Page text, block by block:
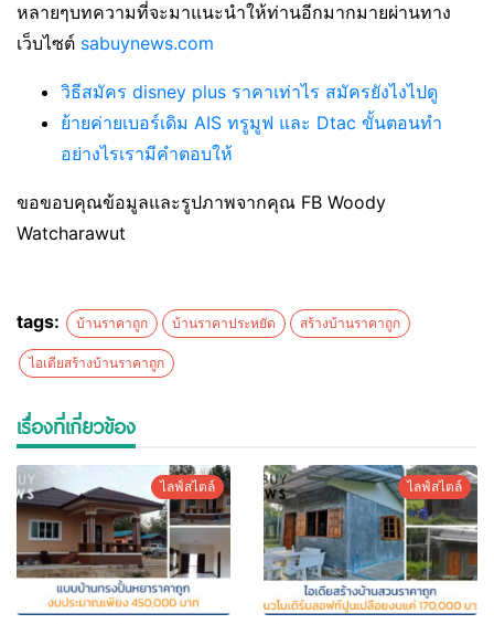
หลายๆบทความที่จะมาแนะนำให้ท่านอีกมากมายผ่านทาง
เว็บไซต์ sabuynews.com
วิธีสมัคร disney plus ราคาเท่าไร สมัครยังไงไปดู
ย้ายค่ายเบอร์เดิม AIS ทรูมูฟ และ Dtac ขั้นตอนทำ
อย่างไรเรามีคำตอบให้
ขอขอบคุณข้อมูลและรูปภาพจากคุณ FB Woody
Watcharawut
tags: บ้านราคาถูก บ้านราคาประหยัด สร้างบ้านราคาถูก
ไอเดียสร้างบ้านราคาถูก
เรื่องที่เกี่ยวข้อง
ไลฟ์สไตล์ ไลฟ์สไตล์